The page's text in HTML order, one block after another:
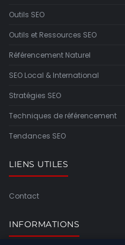
Outils SEO
Outils et Ressources SEO
Référencement Naturel
SEO Local & International
Stratégies SEO
Techniques de référencement
Tendances SEO
LIENS UTILES
Contact
INFORMATIONS